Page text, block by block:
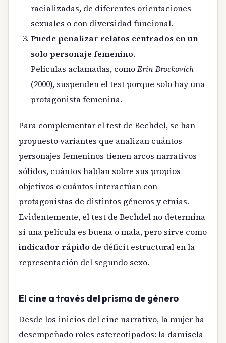
racializadas, de diferentes orientaciones
sexuales o con diversidad funcional.
Puede penalizar relatos centrados en un
solo personaje femenino.
Películas aclamadas, comoErin Brockovich
(2000), suspenden el test porque solo hay una
protagonista femenina.
Para complementar el test de Bechdel, se han
propuesto variantes que analizan cuántos
personajes femeninos tienen arcos narrativos
sólidos, cuántos hablan sobre sus propios
objetivos o cuántos interactúan con
protagonistas de distintos géneros y etnias.
Evidentemente, el test de Bechdel no determina
si una película es buena o mala, pero sirve como
indicador rápido de déficit estructural en la
representación del segundo sexo.
El cine a través del prisma de género
Desde los inicios del cine narrativo, la mujer ha
desempeñado roles estereotipados: la damisela